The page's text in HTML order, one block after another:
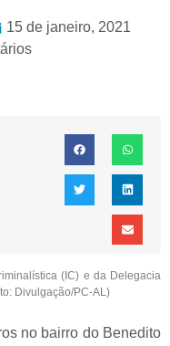
15 de janeiro, 2021
(IC) e da Delegacia
Divulgação/PC-AL)
no bairro do Benedito